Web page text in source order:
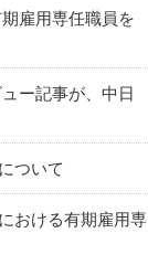
雇用専任職員を
ー記事が、中日
ついて
おける有期雇用専